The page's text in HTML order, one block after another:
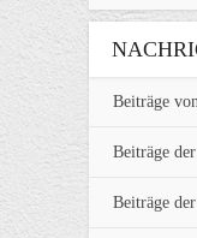
Beiträge
Beiträge
Beiträge